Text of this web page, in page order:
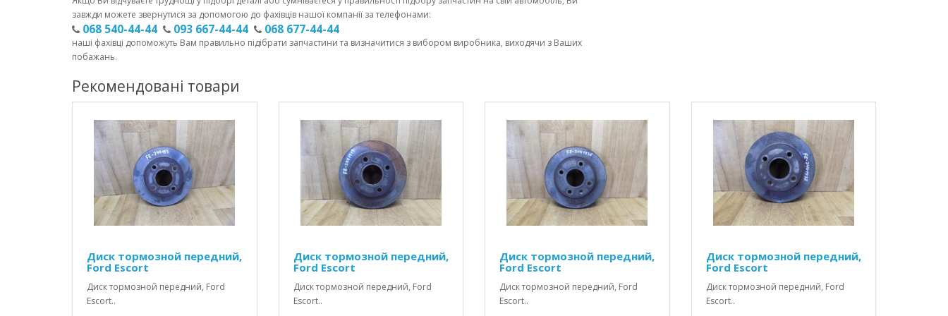
завжди можете звернутися за допомогою до фахівців нашої компанії за телефонами:
068 540-44-44 093 667-44-44 068 677-44-44
наші фахівці допоможуть Вам правильно підібрати запчастини та визначитися з вибором виробника, виходячи з Ваших
побажань.
Рекомендовані товари
Диск тормозной передний,
Ford Escort
Диск тормозной передний, Ford
Escort..
Диск тормозной передний,
Ford Escort
Диск тормозной передний, Ford
Escort..
Диск тормозной передний,
Ford Escort
Диск тормозной передний, Ford
Escort..
Диск тормозной передний,
Ford Escort
Диск тормозной передний, Ford
Escort..